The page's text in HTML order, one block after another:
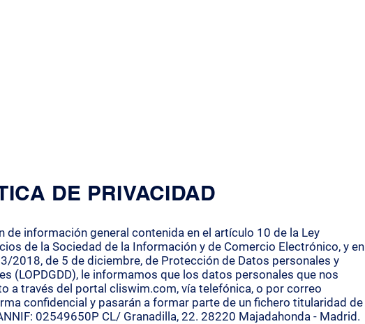
DE PRIVACIDAD
de información general contenida en el artículo 10 de la Ley
de la Sociedad de la Información y de Comercio Electrónico, y en
2018, de 5 de diciembre, de Protección de Datos personales y
(LOPDGDD), le informamos que los datos personales que nos
a través del portal cliswim.com, vía telefónica, o por correo
confidencial y pasarán a formar parte de un fichero titularidad de
02549650P CL/ Granadilla, 22. 28220 Majadahonda - Madrid.